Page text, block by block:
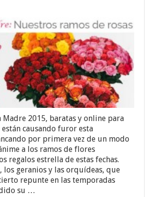
Madre 2015, baratas y online para
causando furor esta
por primera vez de un modo
a los ramos de flores
regalos estrella de estas fechas.
los geranios y las orquídeas, que
repunte en las temporadas
su …